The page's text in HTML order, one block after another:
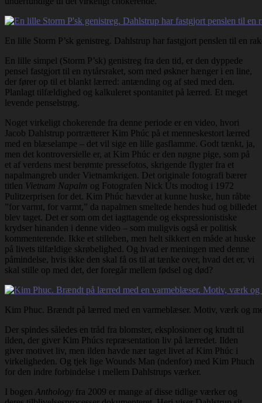
En lille Storm P’sk genistreg. Dahlstrup har fastgjort penslen til en
En lille simpel (Storm P’sk) genistreg fra den tid, er den dyppede
pensel fastgjort til en nytårsraket, som med øskner hænger i en line,
der fører op til et blankt lærred: antænding og af sted med den.
Planlagt tilfældighed og kalkuleret spontanitet på lærred. Et meget
levende penselstrøg.
Noget virkeligt chokerende fra denne periode er en video, hvori
Jacob Dahlstrup portrætterer Kim Phúc på et menneskestort lærred
med en blæselampe – det vil sige en lille gasflamme. Godt tænkt, ja,
men det kontroversielle er, at Kim Phúc er den nøgne pige, som på
et af verdens mest berømte pressefotos, skrigende flygter fra et
napalmangreb under Vietnamkrigen. Det originale fotografi bærer
titlen Vietnam Napalm og Fotografen Nick Úts modtog i 1972
Pulitzerprisen for det. Kim Phúc hævder at kunne huske, hun råbte
”for varmt, for varmt,” da napalmen smeltede hendes hud og billedet
blev taget. Det er som om det iagttagende og ekspressionistiske
krydser hinanden i denne video – som muligvis også er politisk
kommenterende. Ikke et stilleben, men helt sikkert en måde at huske
på livets tilfældige skrøbelighed. Og hvad er meningen med denne
påmindelse, hvis ikke den skal få os til at tænke over, hvad det er, vi
skal stille op med det, der foregår mellem fødsel og død?
Kim Phuc. Brændt på lærred med en varmeblæser. Motiv, værk og
Der spindes således en tråd fra blomster, eksplosioner og krudt til
ilden, der giver Kim Phúcs repræsentation liv på lærredet. Ilden
giver motivet liv, men ilden havde nær taget livet af Kim Phúc i
virkeligheden. Og tjek lige Wounds Man (ndenfor) med Kim Phuch
for den indre forbindelse i mellem Dahlstrups værker.
I bogen Anthology fra 2009 er mange af disse tidlige værker og